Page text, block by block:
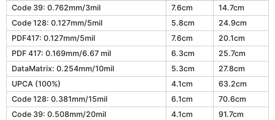
W
R
の
読
取
深
度
W
Code 39: 0.762mm/3mil
7.6cm
14.7cm
Code 128: 0.127mm/5mil
5.8cm
24.9cm
PDF417: 0.127mm/5mil
7.6cm
20.1cm
PDF 417: 0.169mm/6.67 mil
6.3cm
25.7cm
DataMatrix: 0.254mm/10mil
5.3cm
27.8cm
UPCA (100%)
4.1cm
63.2cm
Code 128: 0.381mm/15mil
6.1cm
70.6cm
Code 39: 0.508mm/20mil
4.1cm
91.7cm